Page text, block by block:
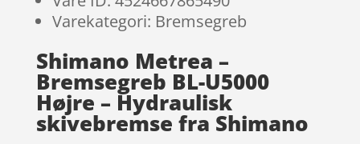
Varekategori: Bremsegreb
Shimano Metrea –
Bremsegreb BL-U5000
Højre – Hydraulisk
skivebremse fra Shimano